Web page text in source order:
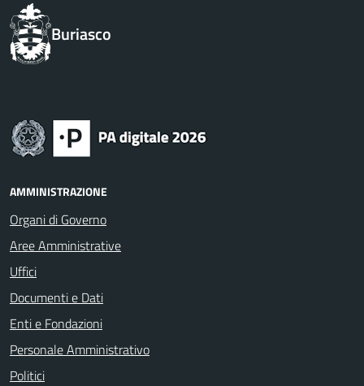
Buriasco
AMMINISTRAZIONE
Organi di Governo
Aree Amministrative
Uffici
Documenti e Dati
Enti e Fondazioni
Personale Amministrativo
Politici